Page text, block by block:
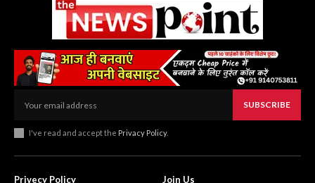
SUBSCRIBE
I've read and accept the Privacy Policy.
Privecy Policy Join Us